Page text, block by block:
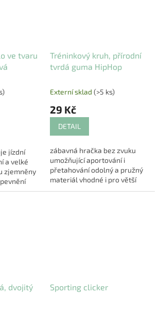
ve tvaru
jízdní
a velké
zjemněny
krátké
Tréninkový kruh, přírodní
tvrdá guma HipHop
Externí sklad (>5 ks)
29 Kč
DETAIL
zábavná hračka bez zvuku
umožňující aportování i
přetahování odolný a pružný
materiál vhodné i pro větší
plemena psů
dvojitý
Sporting clicker